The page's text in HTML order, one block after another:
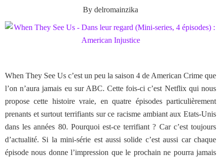
By delromainzika
When They See Us c’est un peu la saison 4 de American Crime que
l’on n’aura jamais eu sur ABC. Cette fois-ci c’est Netflix qui nous
propose cette histoire vraie, en quatre épisodes particulièrement
prenants et surtout terrifiants sur ce racisme ambiant aux Etats-Unis
dans les années 80. Pourquoi est-ce terrifiant ? Car c’est toujours
d’actualité. Si la mini-série est aussi solide c’est aussi car chaque
épisode nous donne l’impression que le prochain ne pourra jamais